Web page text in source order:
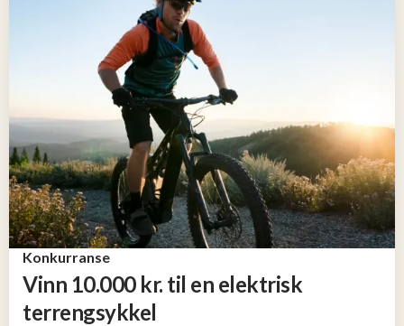
Konkurranse
Vinn 10.000 kr. til en elektrisk
terrengsykkel
Elektronikk
Kosttilskudd
13
Skjønnhet
5
Streaming
2
Undertøy
2
Tjen
penger